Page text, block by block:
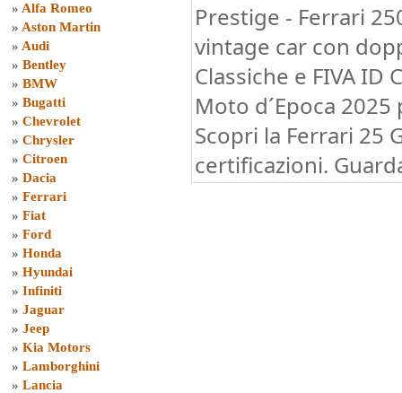
» Alfa Romeo
» Aston Martin
» Audi
» Bentley
» BMW
» Bugatti
» Chevrolet
» Chrysler
» Citroen
» Dacia
» Ferrari
» Fiat
» Ford
» Honda
» Hyundai
» Infiniti
» Jaguar
» Jeep
» Kia Motors
» Lamborghini
» Lancia
Prestige - Ferrari
vintage car con
Classiche e FIVA ID
Moto d´Epoca
Scopri la Ferrari 25
certificazioni.